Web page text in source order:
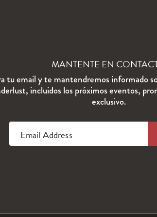
MANTENTE EN
tu email y te mantendremos informado
incluidos los próximos eventos,
exclusivo.
Email Address